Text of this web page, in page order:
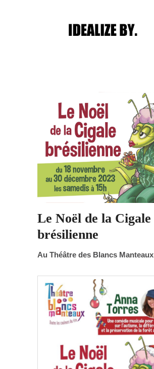
Le Noël de la Cigale
brésilienne
Au Théâtre des Blancs Manteaux